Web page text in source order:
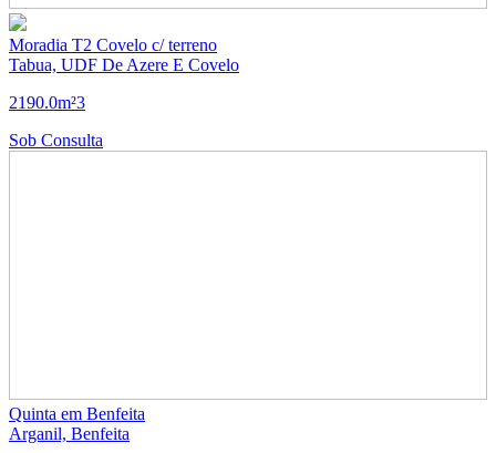
Moradia T2 Covelo c/ terreno
Tabua, UDF De Azere E Covelo
2190.0m²3
Sob Consulta
Quinta em Benfeita
Arganil, Benfeita